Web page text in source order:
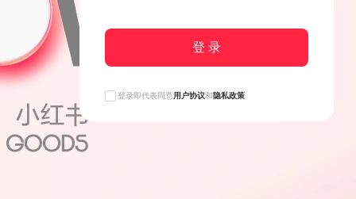
登 录
登录即代表同意用户协议和隐私政策